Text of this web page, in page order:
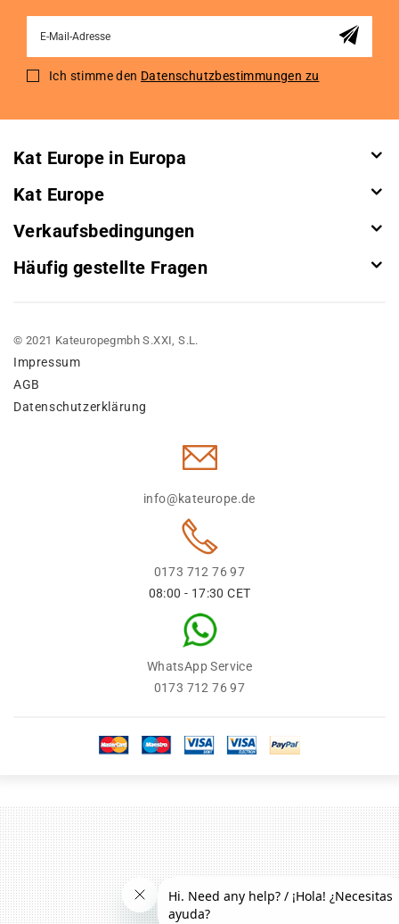
for
Ich stimme den Datenschutzbestimmungen zu
Kat Europe in Europa
Kat Europe
Verkaufsbedingungen
Häufig gestellte Fragen
© 2021 Kateuropegmbh S.XXI, S.L.
Impressum
AGB
Datenschutzerklärung
info@kateurope.de
0173 712 76 97
08:00 - 17:30 CET
WhatsApp Service
0173 712 76 97